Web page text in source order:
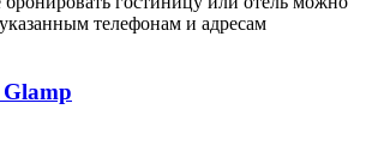
телефонам и адресам